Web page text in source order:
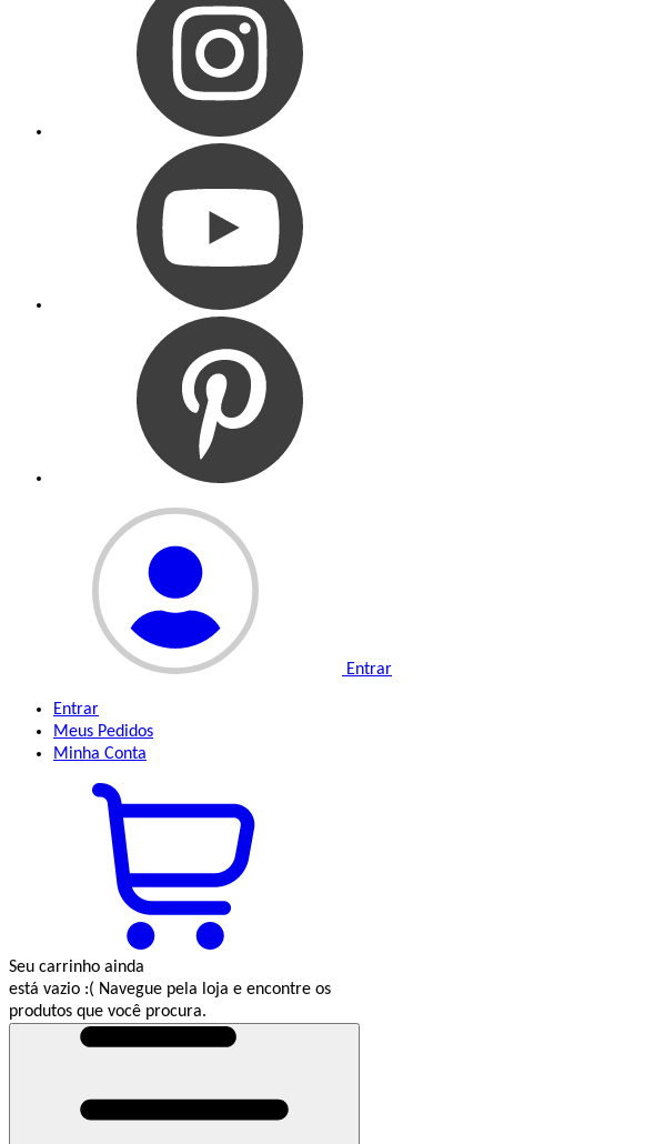
Entrar
Entrar
Meus Pedidos
Minha Conta
Seu carrinho ainda
está vazio :( Navegue pela loja e encontre os
produtos que você procura.